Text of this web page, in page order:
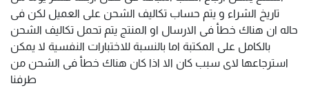
تاريخ الشراء و يتم حساب تكاليف الشحن على العميل لكن فى
حاله ان هناك خطأ فى الارسال او المنتج يتم تحمل تكاليف الشحن
بالكامل على المكتبة اما بالنسبة للاختبارات النفسية لا يمكن
استرجاعها لاى سبب كان الا اذا كان هناك خطأ فى الشحن من
طرفنا